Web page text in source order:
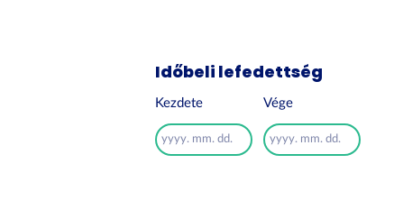
Időbeli lefedettség
Kezdete Vége